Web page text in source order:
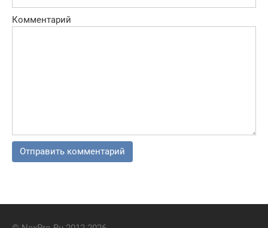
Комментарий